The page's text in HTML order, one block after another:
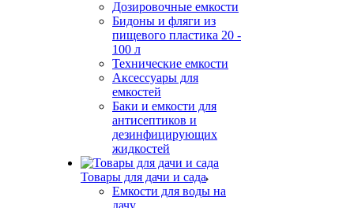
Дозировочные емкости
Бидоны и фляги из
пищевого пластика 20 -
100 л
Технические емкости
Аксессуары для
емкостей
Баки и емкости для
антисептиков и
дезинфицирующих
жидкостей
Товары для дачи и сада
Емкости для воды на
дачу